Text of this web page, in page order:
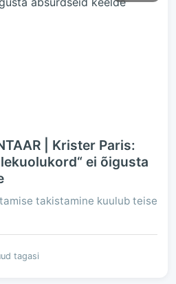
| Krister Paris:
ei õigusta
takistamine kuulub teise
tagasi